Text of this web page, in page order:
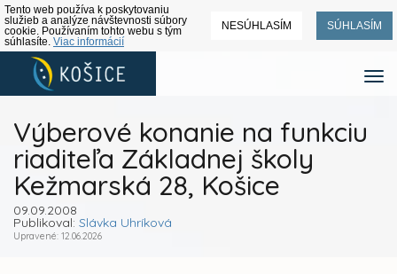
Tento web používa k poskytovaniu
služieb a analýze návštevnosti súbory
cookie. Používaním tohto webu s tým
súhlasíte. Viac informácií
NESÚHLASÍM SÚHLASÍM
Výberové konanie na funkciu
riaditeľa Základnej školy
Kežmarská 28, Košice
09.09.2008
Publikoval: Slávka Uhríková
Upravené: 12.06.2026